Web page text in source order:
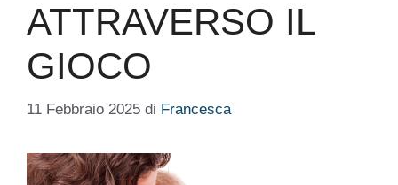
ATTRAVERSO IL
GIOCO
11 Febbraio 2025 di Francesca